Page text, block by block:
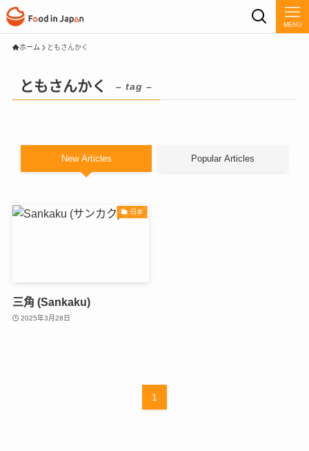
MENU
ホーム ともさんかく
ともさんかく – tag –
New Articles Popular Articles
日本
三角 (Sankaku)
2025年3月28日
1